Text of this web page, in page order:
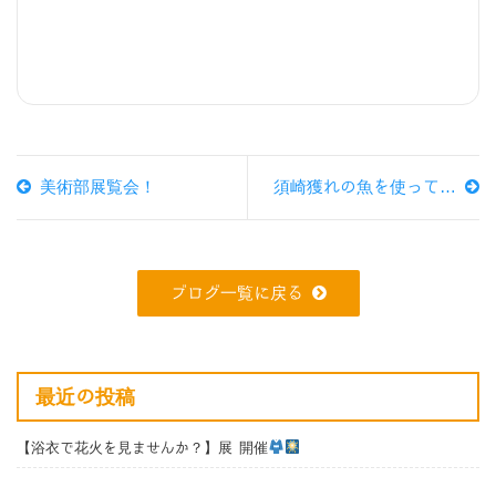
美術部展覧会！ 須崎獲れの魚を使って…
ブログ一覧に戻る
最近の投稿
【浴衣で花火を見ませんか？】展 開催